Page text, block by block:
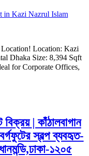
in Kazi Nazrul Islam
Dhaka Size: 8,394 Sqft
for Corporate Offices,
বিক্রয় | কাঁঠালবাগান
স্বল্প ব্যবহৃত-
১২০৫